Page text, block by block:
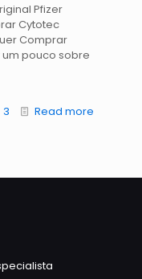
Pfizer
Cytotec
Comprar
um pouco sobre
3 Read more